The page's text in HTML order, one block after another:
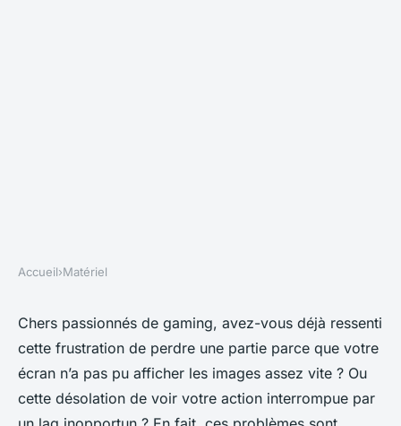
Quelle est l'importance de la
latence dans les moniteurs
gaming, et comment la
mesurer?
Accueil›Matériel
Chers passionnés de gaming, avez-vous déjà ressenti
cette frustration de perdre une partie parce que votre
écran n’a pas pu afficher les images assez vite ? Ou
cette désolation de voir votre action interrompue par